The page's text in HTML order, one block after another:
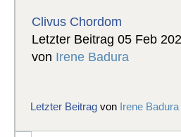
Clivus Chordom
Letzter Beitrag 05 Feb
von Irene Badura
Letzter Beitrag von Irene Badura